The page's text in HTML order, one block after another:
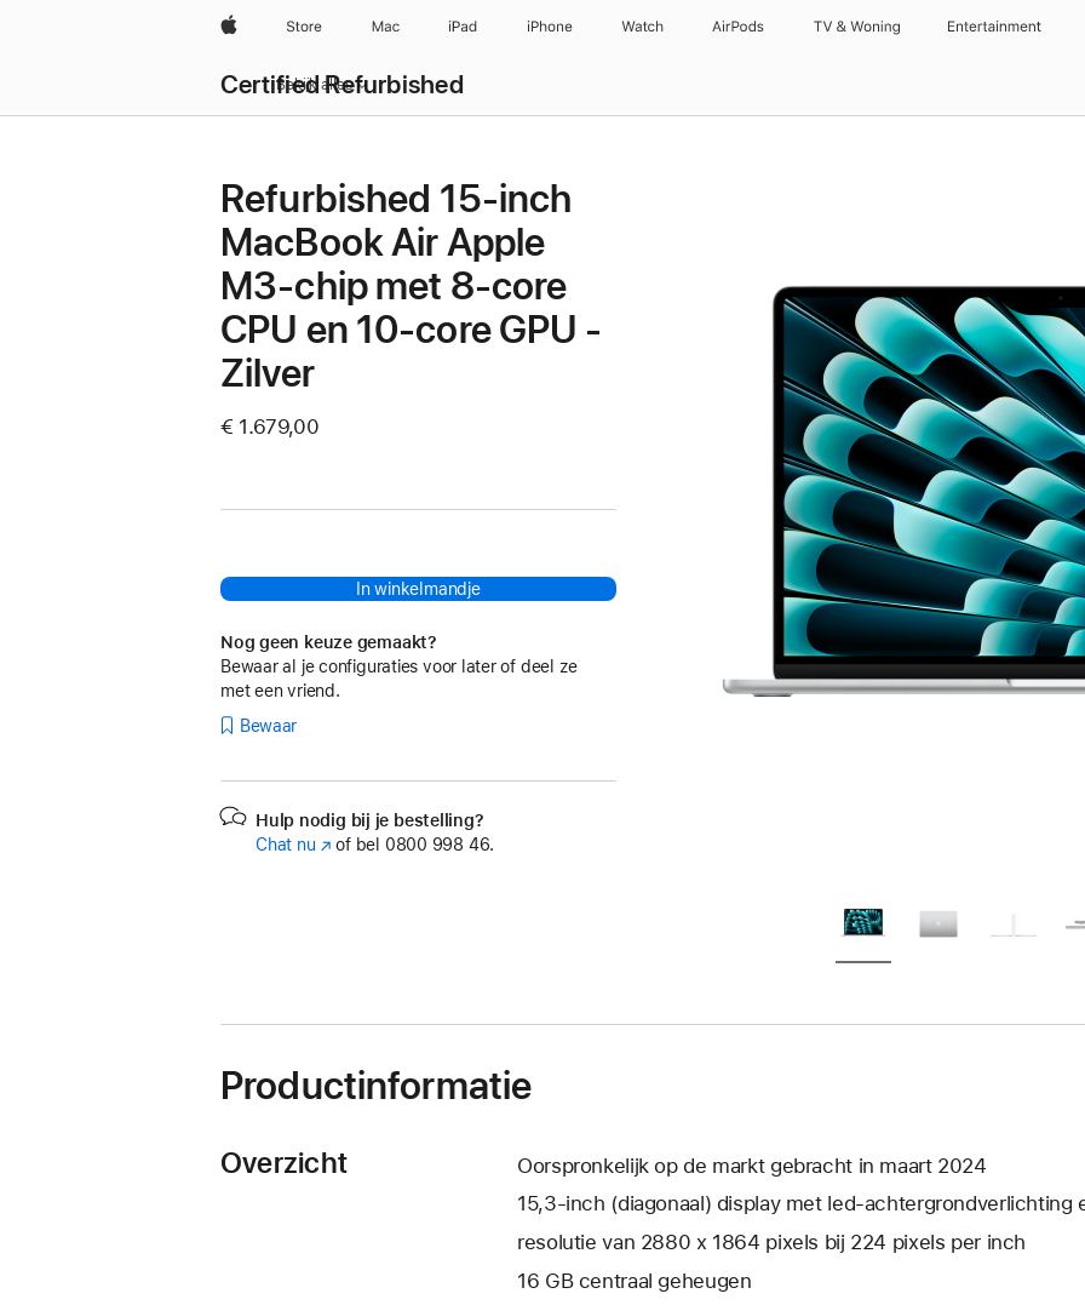
AppleStore Mac iPad iPhone Watch AirPods TV & Woning Entertainment
Certified Refurbished
Bekijk alles
Refurbished 15-inch
MacBook Air Apple
M3-chip met 8‑core
CPU en 10‑core GPU -
Zilver
€ 1.679,00
In winkelmandje
Nog geen keuze gemaakt?
Bewaar al je configuraties voor later of deel ze
met een vriend.
Bewaar
Hulp nodig bij je bestelling?
Chat nu (Wordt
of bel 0800 998 46.
Productinformatie
Overzicht
Oorspronkelijk op de markt gebracht in maart 2024
15,3‑inch (diagonaal) display met led-achtergrond­­­­verlichting
resolutie van 2880 x 1864 pixels bij 224 pixels per inch
16 GB centraal geheugen